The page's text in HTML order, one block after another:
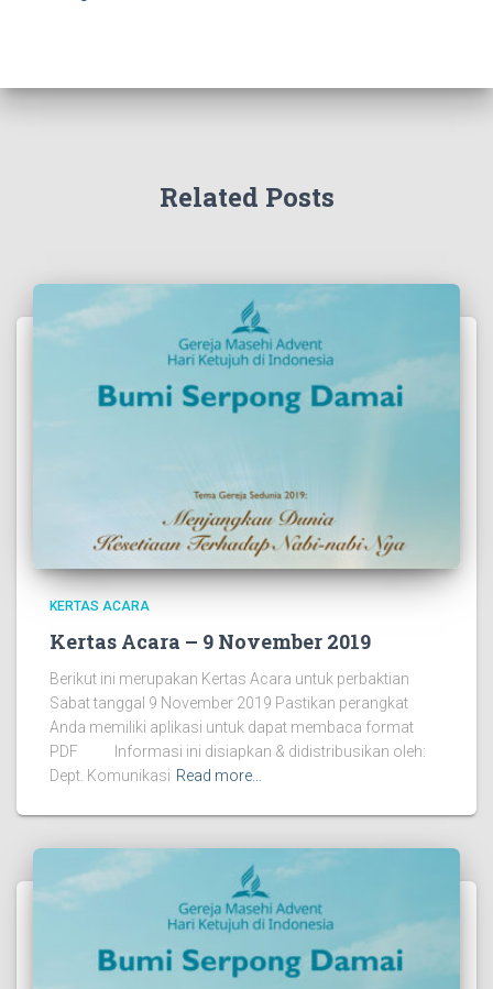
Related Posts
KERTAS ACARA
Kertas Acara – 9 November 2019
Berikut ini merupakan Kertas Acara untuk perbaktian
Sabat tanggal 9 November 2019 Pastikan perangkat
Anda memiliki aplikasi untuk dapat membaca format
PDF Informasi ini disiapkan & didistribusikan oleh:
Dept. Komunikasi Read more…